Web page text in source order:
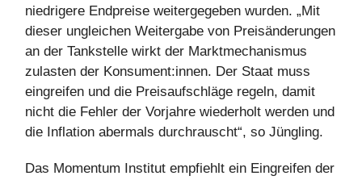
niedrigere Endpreise weitergegeben wurden. „Mit
dieser ungleichen Weitergabe von Preisänderungen
an der Tankstelle wirkt der Marktmechanismus
zulasten der Konsument:innen. Der Staat muss
eingreifen und die Preisaufschläge regeln, damit
nicht die Fehler der Vorjahre wiederholt werden und
die Inflation abermals durchrauscht“, so Jüngling.
Das Momentum Institut empfiehlt ein Eingreifen der